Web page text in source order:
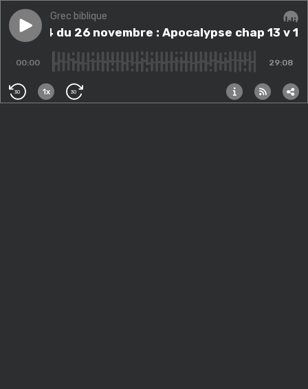
Play episodeCOURS 4 du 26 novembre : Apocalypse chap 13 v
Grec biblique
COURS 4 du 26 novembre : Apocalypse chap 13 v
00:00 29:08
30 1x 30